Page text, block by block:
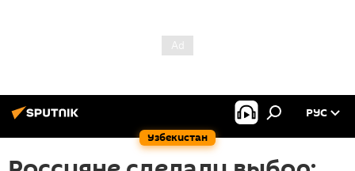
Узбекистан
РУС